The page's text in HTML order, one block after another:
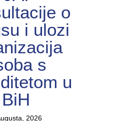
o
i ulozi
s
u
BiH
2026